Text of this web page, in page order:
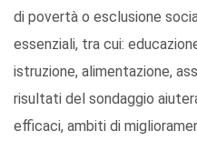
di povertà o esclusione
essenziali, tra cui:
istruzione, alimentazione,
risultati del sondaggio
efficaci, ambiti di